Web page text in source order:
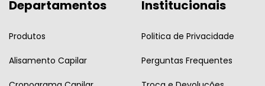
Departamentos
Produtos
Alisamento Capilar
Institucionais
Politica de Privacidade
Perguntas Frequentes